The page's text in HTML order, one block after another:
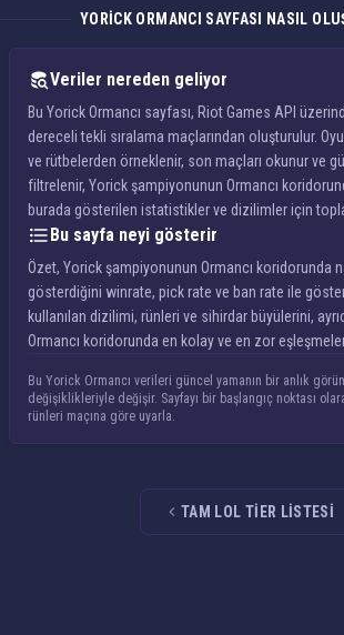
YORICK ORMANCI SAYFASI NASIL
Veriler nereden geliyor
Bu Yorick Ormancı sayfası, Riot Games API
dereceli tekli sıralama maçlarından oluşturulur.
ve rütbelerden örneklenir, son maçları okunur ve
filtrelenir, Yorick şampiyonunun Ormancı
burada gösterilen istatistikler ve dizilimler için
Bu sayfa neyi gösterir
Özet, Yorick şampiyonunun Ormancı koridorunda
gösterdiğini winrate, pick rate ve ban rate ile
kullanılan dizilimi, rünleri ve sihirdar büyülerini,
Ormancı koridorunda en kolay ve en zor
Bu Yorick Ormancı verileri güncel yamanın bir anlık
değişiklikleriyle değişir. Sayfayı bir başlangıç noktası
rünleri maçına göre uyarla.
TAM LOL TIER LISTESI